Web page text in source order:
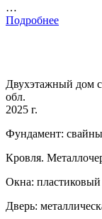
…
Подробнее
Двухэтажный дом
обл.
2025 г.
Фундамент:
Кровля.
Окна: пластиковый
Дверь: